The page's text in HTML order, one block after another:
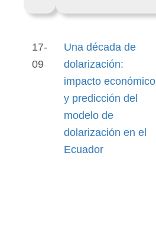
17-
09
Una década de
dolarización:
impacto económico
y predicción del
modelo de
dolarización en el
Ecuador